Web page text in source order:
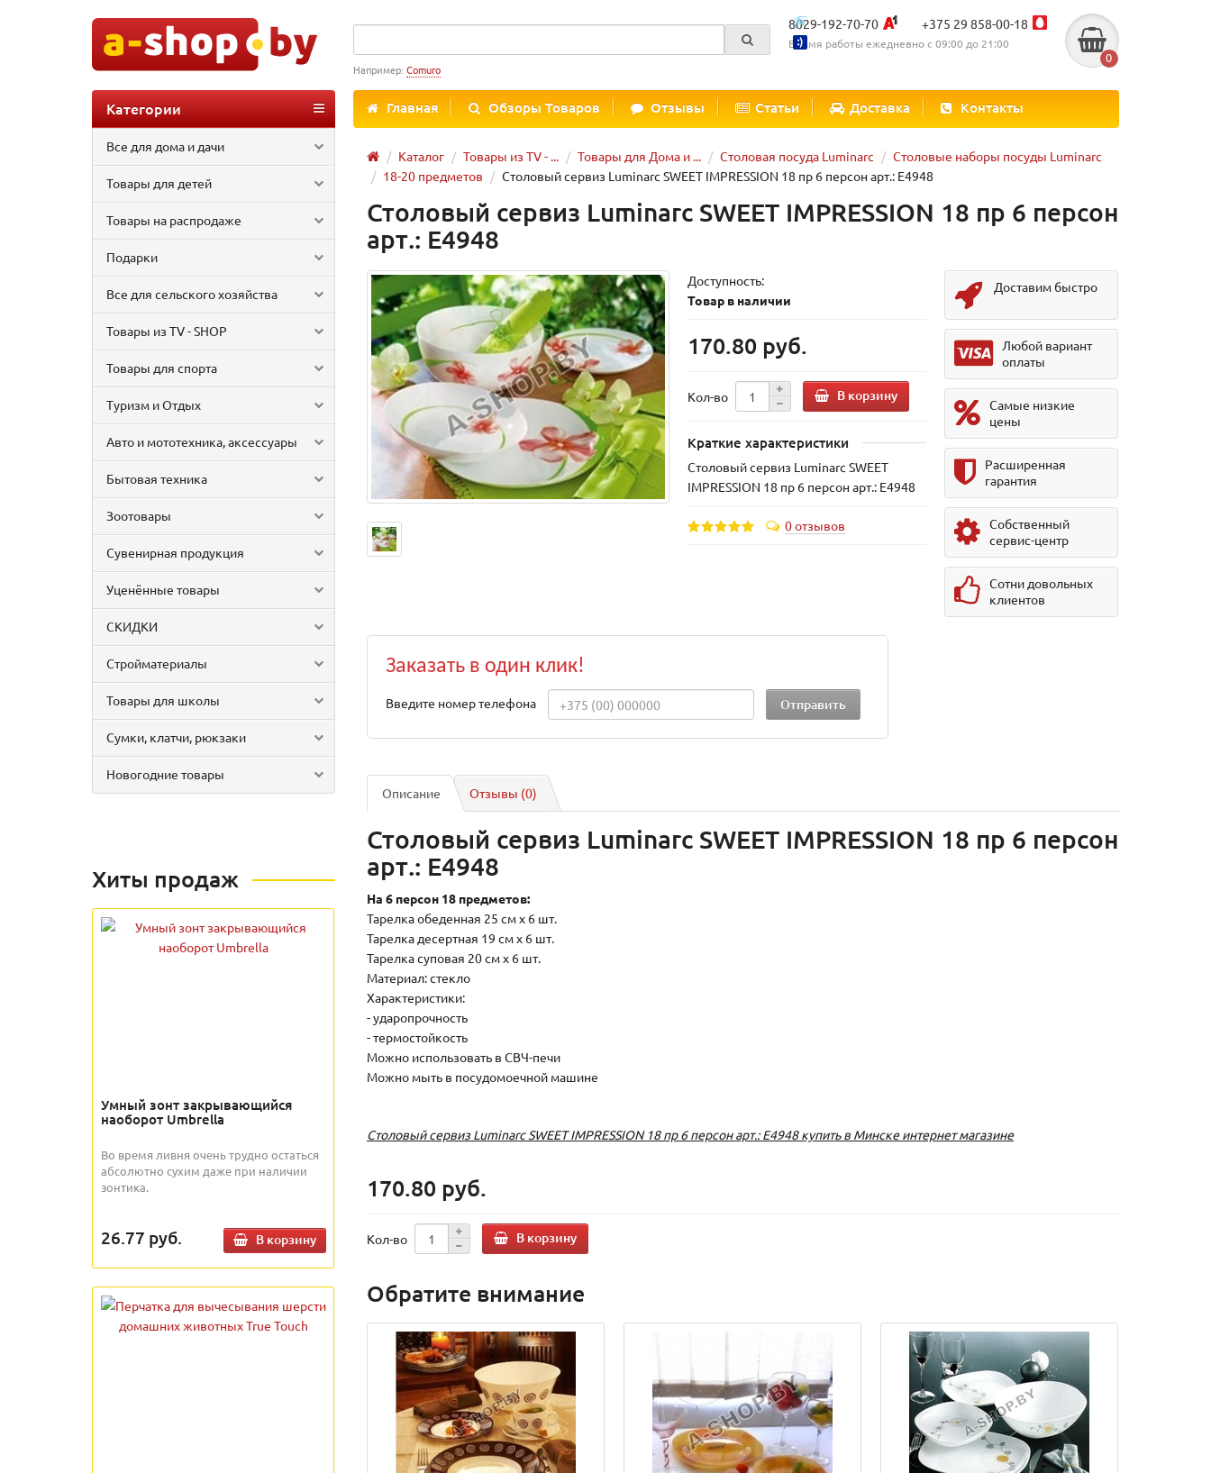
8029-192-70-70 +375 29 858-00-18
Время работы ежедневно с 09:00 до 21:00
0
Например: Comuro
Главная Обзоры Товаров Отзывы Статьи Доставка Контакты
Категории
Все для дома и дачи
Товары для детей
Товары на распродаже
Подарки
Все для сельского хозяйства
Товары из TV - SHOP
Товары для спорта
Туризм и Отдых
Авто и мототехника, аксессуары
Бытовая техника
Зоотовары
Сувенирная продукция
Уценённые товары
СКИДКИ
Стройматериалы
Товары для школы
Сумки, клатчи, рюкзаки
Новогодние товары
Каталог Товары из TV - ... Товары для Дома и ... Столовая посуда Luminarc
Столовые наборы посуды Luminarc
18-20 предметов
Столовый сервиз Luminarc SWEET IMPRESSION 18 пр 6 персон арт.: E4948
Хиты продаж
Умный зонт закрывающийся
наоборот Umbrella
Во время ливня очень трудно остаться
абсолютно сухим даже при наличии
зонтика.
26.77 руб. В корзину
Столовый сервиз Luminarc SWEET IMPRESSION 18 пр 6 персон
арт.: E4948
Доступность:
Товар в наличии
170.80 руб.
Кол-во В корзину
Краткие характеристики
Столовый сервиз Luminarc SWEET
IMPRESSION 18 пр 6 персон арт.: E4948
0 отзывов
Доставим быстро
Любой вариант
оплаты
Самые низкие
цены
Расширенная
гарантия
Собственный
сервис-центр
Сотни довольных
клиентов
Заказать в один клик!
Введите номер телефона
Описание Отзывы (0)
Столовый сервиз Luminarc SWEET IMPRESSION 18 пр 6 персон
арт.: E4948
На 6 персон 18 предметов:
Тарелка обеденная 25 см х 6 шт.
Тарелка десертная 19 см х 6 шт.
Тарелка суповая 20 см х 6 шт.
Материал: стекло
Характеристики:
- ударопрочность
- термостойкость
Можно использовать в СВЧ-печи
Можно мыть в посудомоечной машине
Столовый сервиз Luminarc SWEET IMPRESSION 18 пр 6 персон арт.: E4948 купить в Минске интернет магазине
170.80 руб.
Кол-во В корзину
Обратите внимание